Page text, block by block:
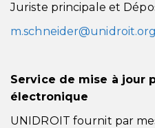
Juriste principale et
m.schneider@unidroit.org
Service de mise à jour
électronique
UNIDROIT fournit par